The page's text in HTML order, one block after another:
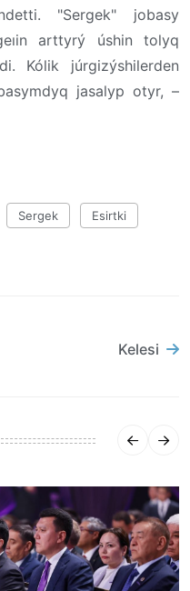
"Sergek" jobasy
arttyrý úshin tolyq
Kólik júrgizýshilerden
jasalyp otyr, –
Sergek Esirtki
Kelesi